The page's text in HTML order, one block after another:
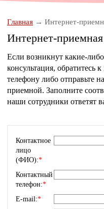
Главная Интернет-
Интернет-приемная
Если возникнут какие-
консультация, обратитесь
телефону либо отправьте
приемной. Заполните
наши сотрудники ответят
Контактное
лицо
(ФИО):*
Контактный
телефон:*
E-mail:*